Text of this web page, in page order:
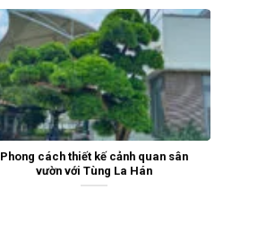
Phong cách thiết kế cảnh quan sân
vườn với Tùng La Hán